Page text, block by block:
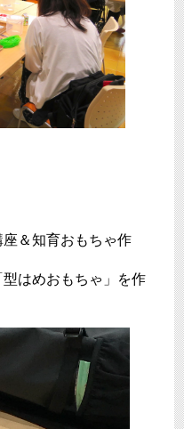
＆知育おもちゃ作
はめおもちゃ」を作